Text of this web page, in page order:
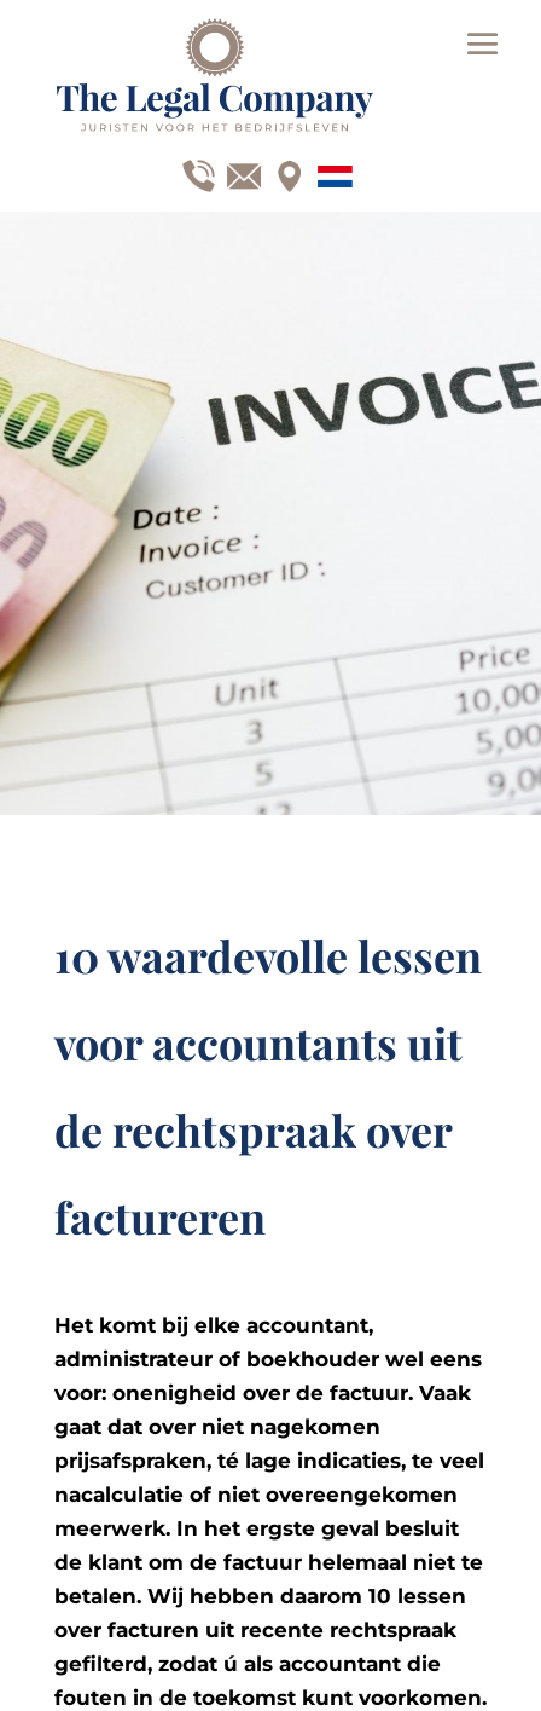
10 waardevolle lessen
voor accountants uit
de rechtspraak over
factureren
Het komt bij elke accountant,
administrateur of boekhouder wel eens
voor: onenigheid over de factuur. Vaak
gaat dat over niet nagekomen
prijsafspraken, té lage indicaties, te veel
nacalculatie of niet overeengekomen
meerwerk. In het ergste geval besluit
de klant om de factuur helemaal niet te
betalen. Wij hebben daarom 10 lessen
over facturen uit recente rechtspraak
gefilterd, zodat ú als accountant die
fouten in de toekomst kunt voorkomen.